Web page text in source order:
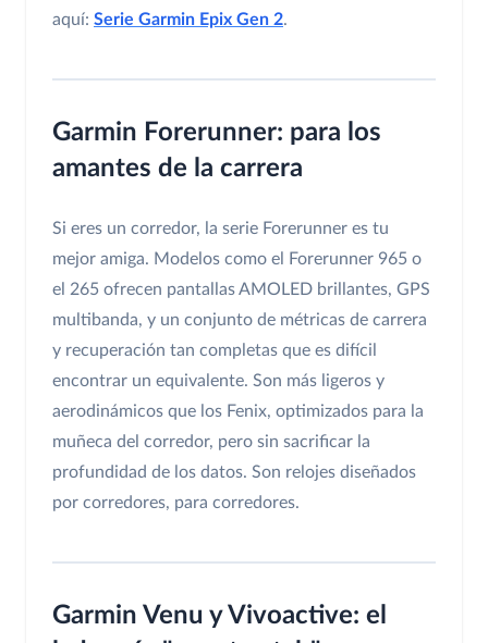
aquí: Serie Garmin Epix Gen 2.
Garmin Forerunner: para los
amantes de la carrera
Si eres un corredor, la serie Forerunner es tu
mejor amiga. Modelos como el Forerunner 965 o
el 265 ofrecen pantallas AMOLED brillantes, GPS
multibanda, y un conjunto de métricas de carrera
y recuperación tan completas que es difícil
encontrar un equivalente. Son más ligeros y
aerodinámicos que los Fenix, optimizados para la
muñeca del corredor, pero sin sacrificar la
profundidad de los datos. Son relojes diseñados
por corredores, para corredores.
Garmin Venu y Vivoactive: el